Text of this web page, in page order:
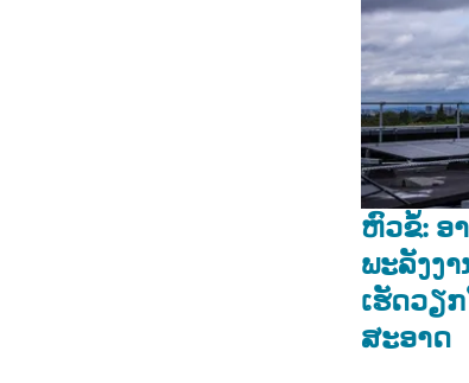
ຫົວຂໍ້: ອ
ພະລັງງ
ເຮັດວຽ
ສະອາດ